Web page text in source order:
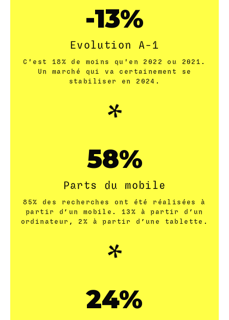
-17
Evolution A-1
C'est 18% de moins qu'en 2022 ou 2021.
Un marché qui va certainement se
stabiliser en 2024.
76
Parts du mobile
85% des recherches ont été réalisées à
partir d’un mobile. 13% à partir d’un
ordinateur, 2% à partir d’une tablette.
31